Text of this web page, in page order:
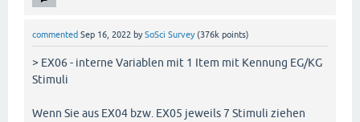
commented Sep 16, 2022 bySoSci Survey (376k points)
> EX06 - interne Variablen mit 1 Item mit Kennung EG/KG
Stimuli
Wenn Sie aus EX04 bzw. EX05 jeweils 7 Stimuli ziehen